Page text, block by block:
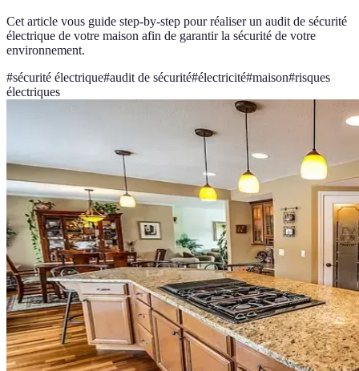
Cet article vous guide step-by-step pour réaliser un audit de sécurité
électrique de votre maison afin de garantir la sécurité de votre
environnement.
#sécurité électrique#audit de sécurité#électricité#maison#risques
électriques